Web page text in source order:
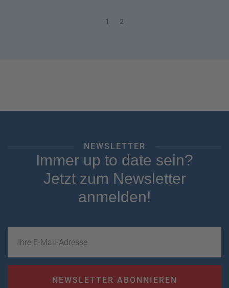
1 2
NEWSLETTER
Immer up to date sein?
Jetzt zum Newsletter
anmelden!
NEWSLETTER ABONNIEREN